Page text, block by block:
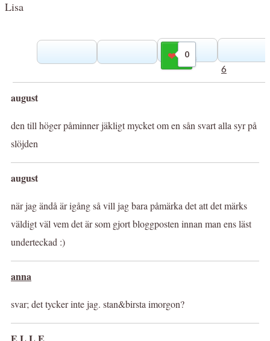
Lisa
0
Gilla
6
august
den till höger påminner jäkligt mycket om en sån svart alla syr på
slöjden
august
när jag ändå är igång så vill jag bara påmärka det att det märks
väldigt väl vem det är som gjort bloggposten innan man ens läst
underteckad :)
anna
svar; det tycker inte jag. stan&birsta imorgon?